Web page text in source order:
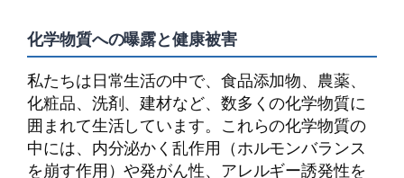
化学物質への曝露と健康被害
私たちは日常生活の中で、食品添加物、農薬、
化粧品、洗剤、建材など、数多くの化学物質に
囲まれて生活しています。これらの化学物質の
中には、内分泌かく乱作用（ホルモンバランス
を崩す作用）や発がん性、アレルギー誘発性を